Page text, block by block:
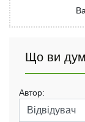
Що ви
Автор: